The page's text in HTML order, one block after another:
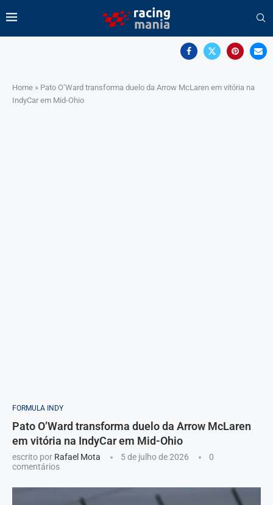
Home » Pato O’Ward transforma duelo da Arrow McLaren em vitória na
IndyCar em Mid-Ohio
FORMULA INDY
Pato O’Ward transforma duelo da Arrow McLaren
em vitória na IndyCar em Mid-Ohio
escrito por Rafael Mota 5 de julho de 2026
0
comentários